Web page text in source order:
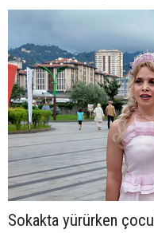
Sokakta yürürken